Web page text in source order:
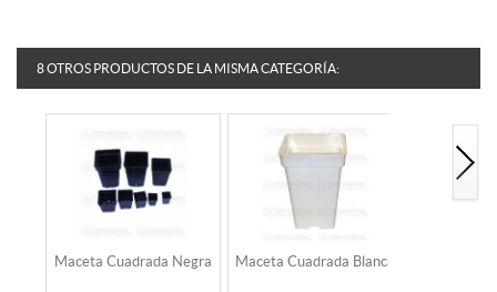
8 OTROS PRODUCTOS DE LA MISMA CATEGORÍA:
Maceta Cuadrada Negra Maceta Cuadrada Blanca